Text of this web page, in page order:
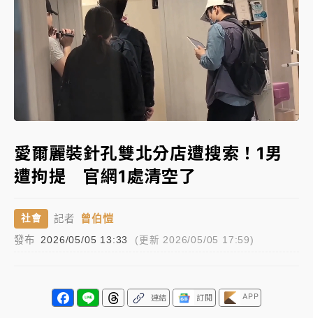
台東農業處長涉圖利渡假村！東檢抗告成功 今重開羈
父親節泡湯了！中颱白海豚雨彈轟3天 「紅到發紫」降
雨熱區曝
女律師陳昱瑄詐慈濟10億！黃金158kg遭查扣畫面曝光
旅局回應了
中信慈善基金會想增加董事人數！辜仲諒向法院聲請遭
故宮《龍藏經》特展第2檔！今線上預約開賣一度塞車
周六起展出延長至晚上7時
Loaded
78.00%
愛爾麗裝針孔雙北分店遭搜索！1男
遭拘提 官網1處清空了
社會 記者 曾伯愷
發布 2026/05/05 13:33 (更新 2026/05/05 17:59)
連結 訂閱 APP